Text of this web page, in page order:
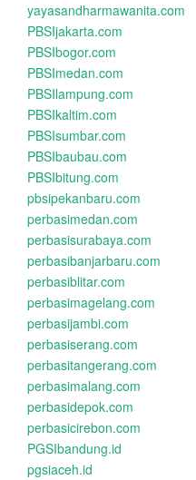
yayasandharmawanita.com
PBSIjakarta.com
PBSIbogor.com
PBSImedan.com
PBSIlampung.com
PBSIkaltim.com
PBSIsumbar.com
PBSIbaubau.com
PBSIbitung.com
pbsipekanbaru.com
perbasimedan.com
perbasisurabaya.com
perbasibanjarbaru.com
perbasiblitar.com
perbasimagelang.com
perbasijambi.com
perbasiserang.com
perbasitangerang.com
perbasimalang.com
perbasidepok.com
perbasicirebon.com
PGSIbandung.id
pgsiaceh.id